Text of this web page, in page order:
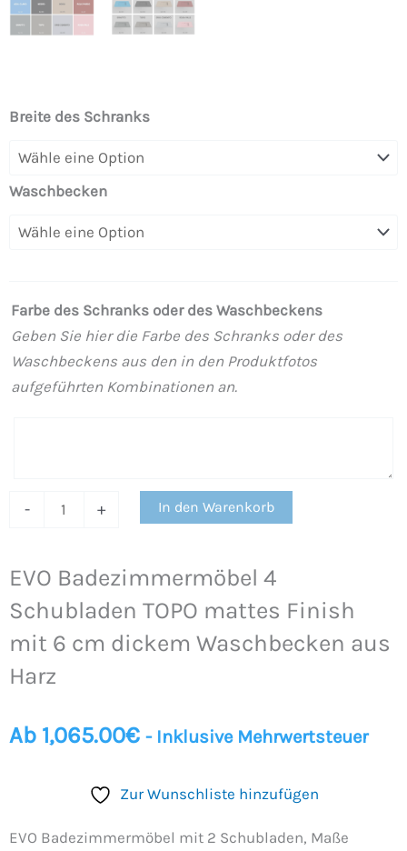
EVO Badezimmermöbel 4
Schubladen TOPO mattes Finish
mit 6 cm dickem Waschbecken aus
Harz
Ab 1,065.00€ - Inklusive Mehrwertsteuer
Zur Wunschliste hinzufügen
EVO Badezimmermöbel mit 2 Schubladen, Maße
Breite des Schranks
Waschbecken
Farbe des Schranks oder des Waschbeckens
Geben Sie hier die Farbe des Schranks oder des
Waschbeckens aus den in den Produktfotos
aufgeführten Kombinationen an.
-
EVO
Schubladen
mattes
6
cm
dickem
Waschbecken
+ In den Warenkorb